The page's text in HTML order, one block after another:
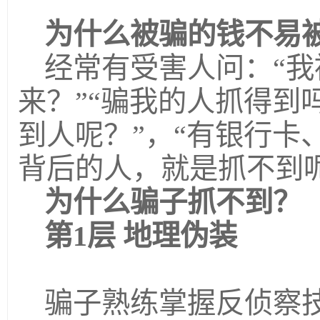
为什么被骗的钱不易
经常有受害人问：“
来？”“骗我的人抓得到
到人呢？”，“有银行卡
背后的人，就是抓不到
为什么骗子抓不到？
第1层 地理伪装
骗子熟练掌握反侦察